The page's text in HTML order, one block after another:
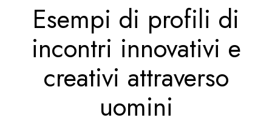
Esempi di profili di
incontri innovativi e
creativi attraverso
uomini